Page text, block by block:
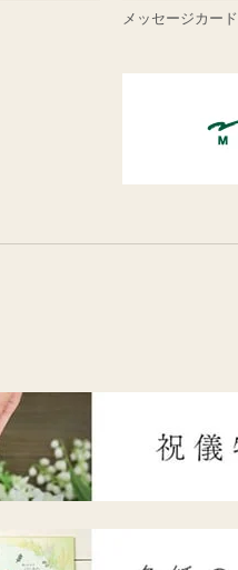
メッセージカード